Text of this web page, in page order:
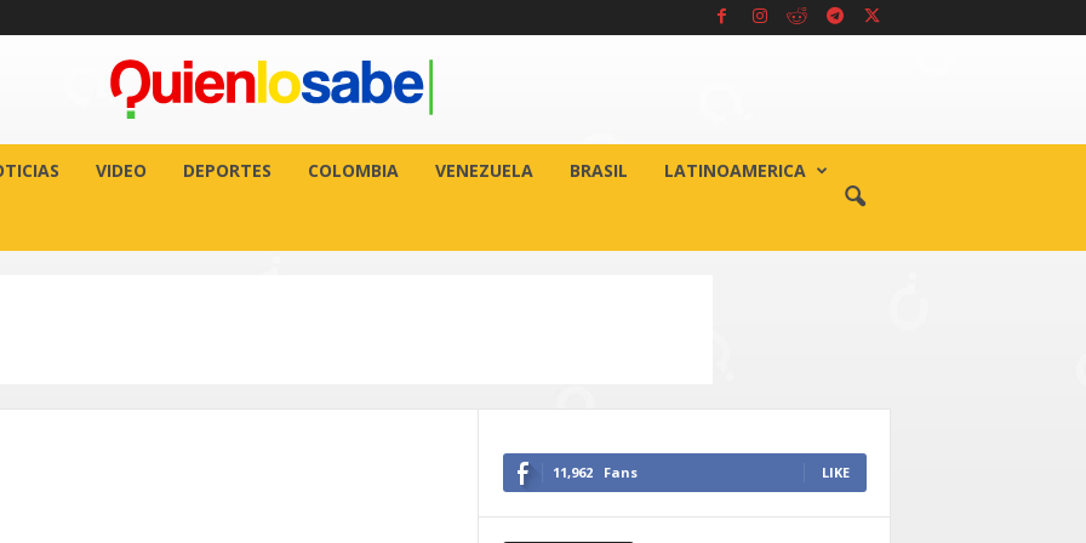
VIDEO DEPORTES COLOMBIA VENEZUELA BRASIL LATINOAMERICA
11,962 Fans LIKE